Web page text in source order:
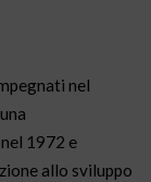
nel
, una
1972 e
allo sviluppo